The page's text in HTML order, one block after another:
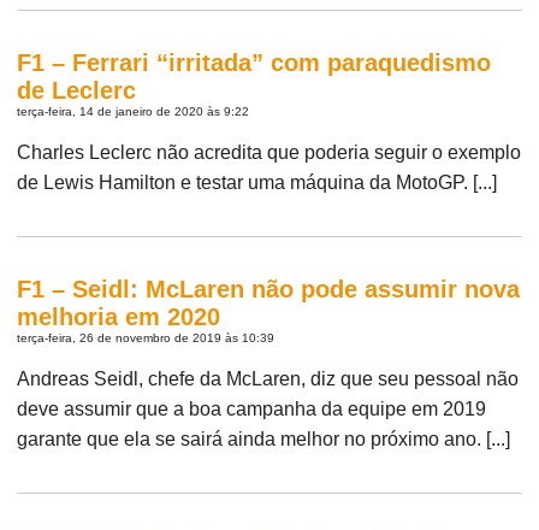
F1 – Ferrari “irritada” com paraquedismo
de Leclerc
terça-feira, 14 de janeiro de 2020 às 9:22
Charles Leclerc não acredita que poderia seguir o exemplo
de Lewis Hamilton e testar uma máquina da MotoGP. [...]
F1 – Seidl: McLaren não pode assumir nova
melhoria em 2020
terça-feira, 26 de novembro de 2019 às 10:39
Andreas Seidl, chefe da McLaren, diz que seu pessoal não
deve assumir que a boa campanha da equipe em 2019
garante que ela se sairá ainda melhor no próximo ano. [...]